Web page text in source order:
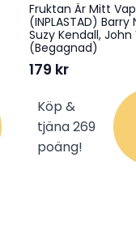
Fruktan Är Mitt
(INPLASTAD)
Suzy Kendall,
(Begagnad)
179 kr
Köp &
tjäna 269
poäng!